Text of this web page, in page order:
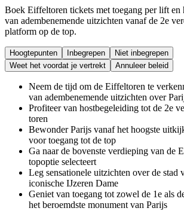
Boek Eiffeltoren tickets met toegang per lift en
van adembenemende uitzichten vanaf de 2e
platform op de top.
Hoogtepunten Inbegrepen
Niet inbegrepen
Weet het voordat je vertrekt
Annuleer beleid
Neem de tijd om de Eiffeltoren te
van adembenemende uitzichten over
Profiteer van hostbegeleiding tot de 2e
toren
Bewonder Parijs vanaf het hoogste
voor toegang tot de top
Ga naar de bovenste verdieping van de
topoptie selecteert
Leg sensationele uitzichten over de stad
iconische IJzeren Dame
Geniet van toegang tot zowel de 1e als
het beroemdste monument van Parijs